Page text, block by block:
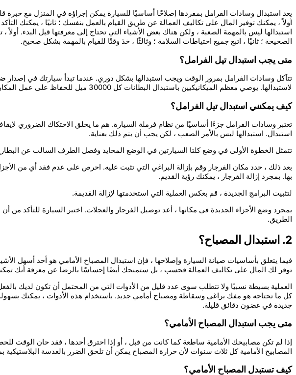
يعد استبدال وسادات الفرامل بمفردها إصلاحًا أساسيًا للسيارة يمكن إجراؤه في المنزل مع خبرة
أولاً ، يمكنك توفير المال على تكاليف العمالة عن طريق القيام بالعمل بنفسك ؛ ثانيًا ، يمكنك
استبدالها ليس بالمهمة الصعبة ، ولكن هناك بعض الأشياء التي تحتاج إلى معرفتها قبل البدء.
الصحيحة ؛ ثانيًا ، اتبع جميع احتياطات السلامة ؛ وثالثًا ، خذ وقتًا للقيام بالمهمة بشكل صحيح.
متى يجب استبدال تيل الفرامل؟
تتآكل وسادات الفرامل بمرور الوقت ويجب استبدالها بشكل دوري. عندما تبدأ سيارتك في إصدار
لاستبدالها. يوصي معظم الميكانيكيين باستبدال البطانات كل 30000 ميل للحفاظ على عمل المكابح بشكل جيد.
كيف يمكنني استبدال تيل الفرامل؟
تعتبر وسادات الفرامل جزءًا أساسيًا من نظام فرملة السيارة. هم ما يخلق الاحتكاك الضروري
استبدال. استبدالها ليس بالأمر الصعب ، لكن يجب أن يتم ذلك بعناية.
تتمثل الخطوة الأولى في وضع كلتا السيارتين في الوضع المحايد وفصل الطرف السالب عن
بعد ذلك ، حدد مكان الفرجار وقم بإزالة البراغي التي تثبت عليه. احرص على عدم فقد أي من
بها. بمجرد إزالة الفرجار ، يمكنك رؤية القديم.
لتثبيت البرامج الجديدة ، قم بعكس العملية التي استخدمتها لإزالة القديمة.
بمجرد وضع الأجزاء الجديدة في مكانها ، أعد توصيل الفرجار والعجلات. اختبر السيارة للتأكد
الطريق.
2. استبدال المصباح؟
فيما يتعلق بأساسيات صيانة السيارة وإصلاحها ، فإن استبدال المصباح الأمامي هو أحد أسهل
توفر لك المال على تكاليف العمالة فحسب ، بل ستمنحك أيضًا إحساسًا بالرضا عن معرفة أنك
العملية بسيطة نسبيًا ولا تتطلب سوى عدد قليل من الأدوات التي من المحتمل أن تكون لديك
كل ما تحتاجه هو مفك براغي وسقاطة ومصباح أمامي جديد. باستخدام هذه الأدوات ، يمكنك بسهولة
جديدة في غضون دقائق قليلة.
متى يجب استبدال المصباح الأمامي؟
إذا لم تكن مصابيحك الأمامية ساطعة كما كانت من قبل ، أو إذا احترق أحدها ، فقد حان الوقت
المصابيح الأمامية كل ثلاث سنوات لأن حرارة المصباح يمكن أن تلحق الضرر بالعدسة البلاستيكية
كيف تستبدل المصباح الأمامي؟